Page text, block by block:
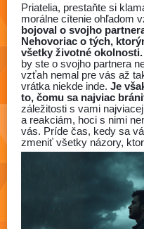
Priatelia, prestaňte si
morálne cítenie ohľadom
bojoval o svojho
Nehovoriac o tých,
všetky životné okolnosti.
by ste o svojho partnera
vzťah nemal pre vás až
vrátka niekde inde. Je
to, čomu sa najviac
záležitosti s vami
a reakciám, hoci s nimi
vás. Príde čas, kedy sa
zmeniť všetky názory,